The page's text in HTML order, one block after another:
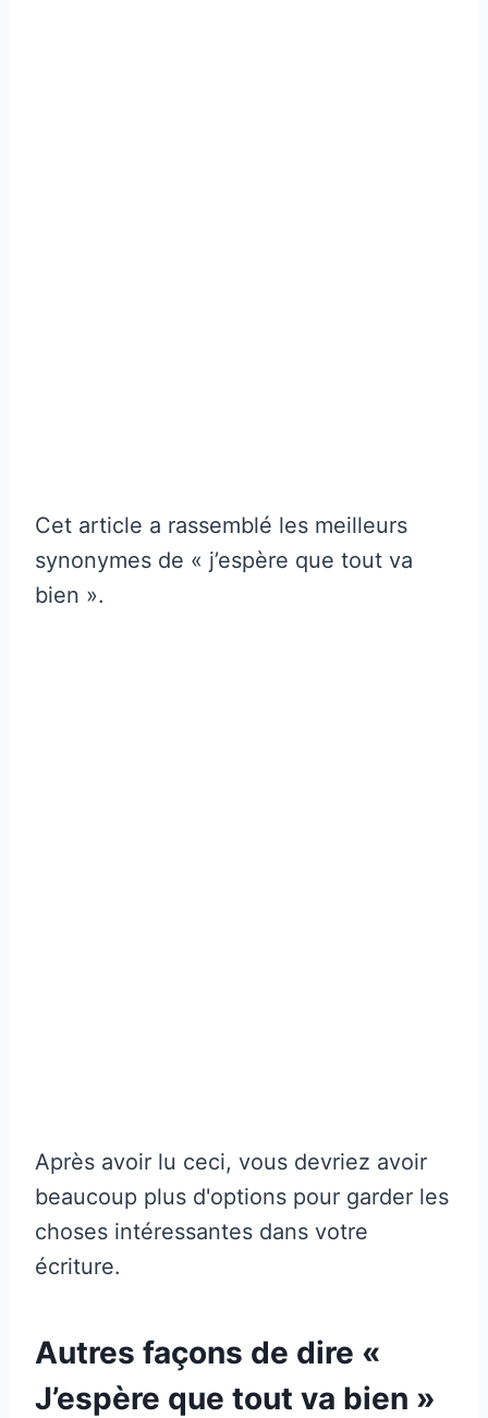
Cet article a rassemblé les meilleurs
synonymes de « j’espère que tout va
bien ».
Après avoir lu ceci, vous devriez avoir
beaucoup plus d'options pour garder les
choses intéressantes dans votre
écriture.
Autres façons de dire «
J’espère que tout va bien »